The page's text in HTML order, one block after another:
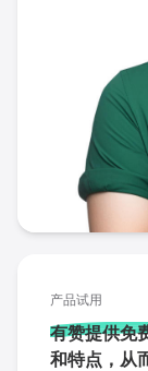
产品试用
有赞提供免
和特点，从